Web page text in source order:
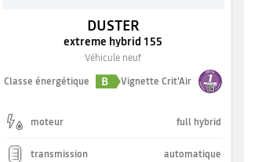
DUSTER
extreme hybrid 155
Véhicule neuf
Classe énergétique
B Vignette Crit'Air
moteur full hybrid
transmission automatique